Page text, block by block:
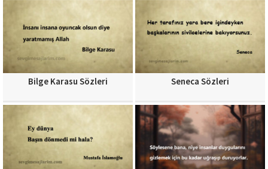
Bilge Karasu Sözleri Seneca Sözleri